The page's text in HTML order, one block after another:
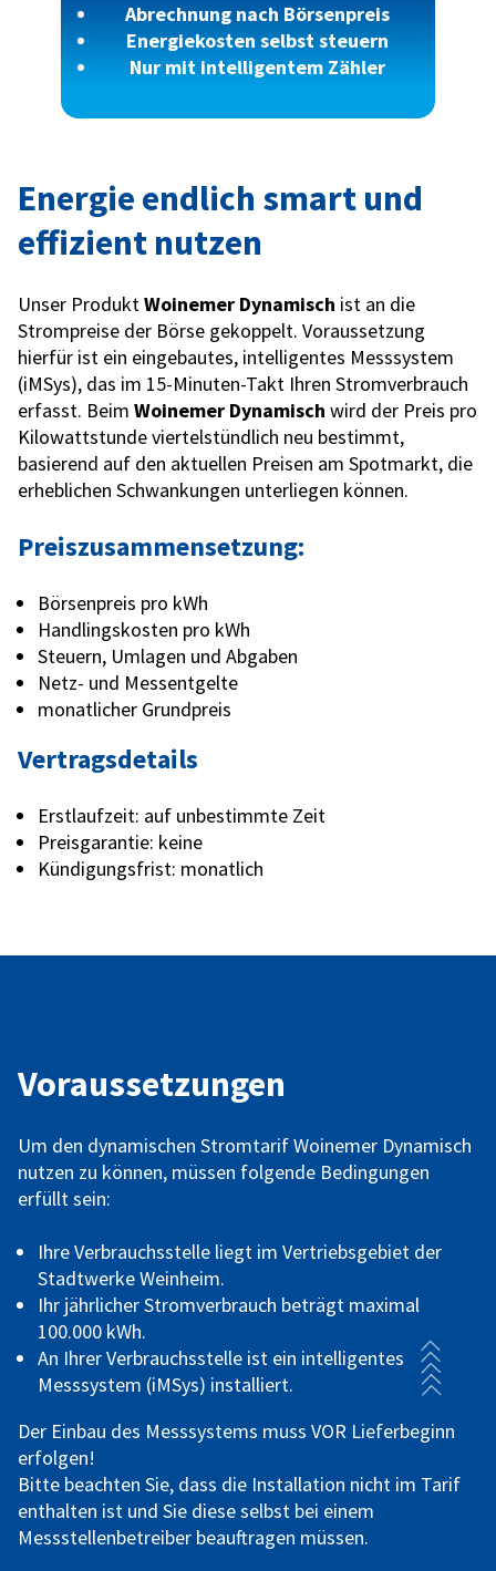
Abrechnung nach Börsenpreis
Energiekosten selbst steuern
Nur mit intelligentem Zähler
Energie endlich smart und
effizient nutzen
Unser ProduktWoinemer Dynamisch ist an die
Strompreise der Börse gekoppelt. Voraussetzung
hierfür ist ein eingebautes, intelligentes Messsystem
(iMSys), das im 15-Minuten-Takt Ihren Stromverbrauch
erfasst. Beim Woinemer Dynamisch wird der Preis pro
Kilowattstunde viertelstündlich neu bestimmt,
basierend auf den aktuellen Preisen am Spotmarkt, die
erheblichen Schwankungen unterliegen können.
Preiszusammensetzung:
Börsenpreis pro kWh
Handlingskosten pro kWh
Steuern, Umlagen und Abgaben
Netz- und Messentgelte
monatlicher Grundpreis
Vertragsdetails
Erstlaufzeit: auf unbestimmte Zeit
Preisgarantie: keine
Kündigungsfrist: monatlich
Voraussetzungen
Um den dynamischen Stromtarif Woinemer Dynamisch
nutzen zu können, müssen folgende Bedingungen
erfüllt sein:
Ihre Verbrauchsstelle liegt im Vertriebsgebiet der
Stadtwerke Weinheim.
Ihr jährlicher Stromverbrauch beträgt maximal
100.000 kWh.
An Ihrer Verbrauchsstelle ist ein intelligentes
Messsystem (iMSys) installiert.
Der Einbau des Messsystems muss VOR Lieferbeginn
erfolgen!
Bitte beachten Sie, dass die Installation nicht im Tarif
enthalten ist und Sie diese selbst bei einem
Messstellenbetreiber beauftragen müssen.